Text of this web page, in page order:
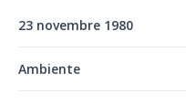
23 novembre 1980
Ambiente